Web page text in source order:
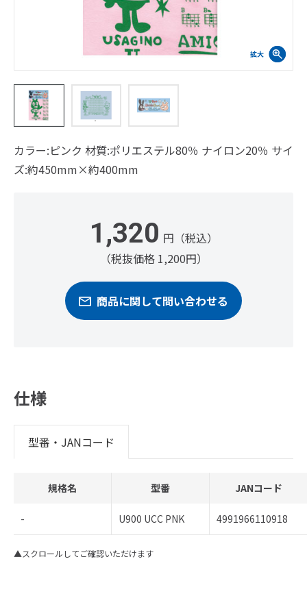
カラー:ピンク 材質:ポリエステル80％ ナイロン20％ サイ
ズ:約450mm×約400mm
1,320 円（税込）
（税抜価格 1,200円）
商品に関して問い合わせる
仕様
型番・JANコード
規格名 型番 JANコード
- U900 UCC PNK 4991966110918
▲スクロールしてご確認いただけます